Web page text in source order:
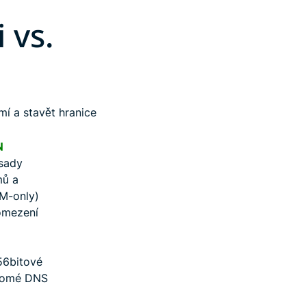
vs.
a stavět hranice
a
only)
DNS